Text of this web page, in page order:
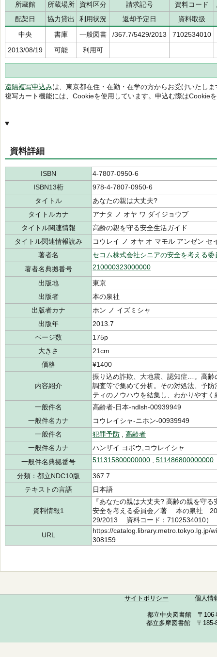
所蔵館 所蔵場所 資料区分 請求記号 資料コード
配架日
協力貸出 利用状況 返却予定日
資料取扱
中央
書庫 一般図書 /367.7/5429/2013
7102534010
2013/08/19
可能 利用可
遠隔複写申込みは、東京都在住・在勤・在学の方からお受けいたしま
複写カート機能には、Cookieを使用しています。申込む際はCookie
資料詳細
ISBN
4-7807-0950-6
ISBN13桁
978-4-7807-0950-6
タイトル
あなたの親は大丈夫?
タイトルカナ
アナタ ノ オヤ ワ ダイジョウブ
タイトル関連情報
高齢の親を守る安全生活ガイド
タイトル関連情報読み
コウレイ ノ オヤ オ マモル アンゼン セ
著者名
セコム株式会社シニアの安全を考える委
著者名典拠番号
210000323000000
出版地
東京
出版者
本の泉社
出版者カナ
ホン ノ イズミシャ
出版年
2013.7
ページ数
175p
大きさ
21cm
価格
¥1400
内容紹介
振り込め詐欺、大地震、認知症…。高
調査等で集めて分析。その対処法、予
ティのノウハウを結集し、わかりやすく
一般件名
高齢者-日本-ndlsh-00939949
一般件名カナ
コウレイシャ-ニホン-00939949
一般件名
犯罪予防
高齢者
一般件名カナ
ハンザイ ヨボウ,コウレイシャ
一般件名典拠番号
511315800000000 511486800000000
分類：都立NDC10版
367.7
テキストの言語
日本語
資料情報1
『あなたの親は大丈夫? 高齢の親を守
安全を考える委員会／著 本の泉社
29/2013 資料コード：7102534010）
URL
https://catalog.library.metro.tokyo.lg.jp/
308159
サイトポリシー 個人情
都立中央図書館 〒
都立多摩図書館 〒185-